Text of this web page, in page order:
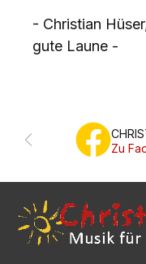
- Christian
gute Laune -
Zu